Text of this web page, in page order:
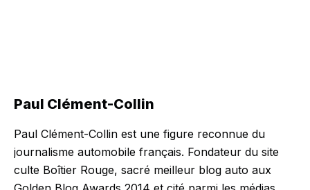
Paul Clément-Collin
Paul Clément-Collin est une figure reconnue du
journalisme automobile français. Fondateur du site
culte Boîtier Rouge, sacré meilleur blog auto aux